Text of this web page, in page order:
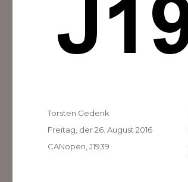
Autor
Torsten Gedenk
Veröffentlicht
Freitag, der 26. August 2016
Kategorien
CANopen ,J1939